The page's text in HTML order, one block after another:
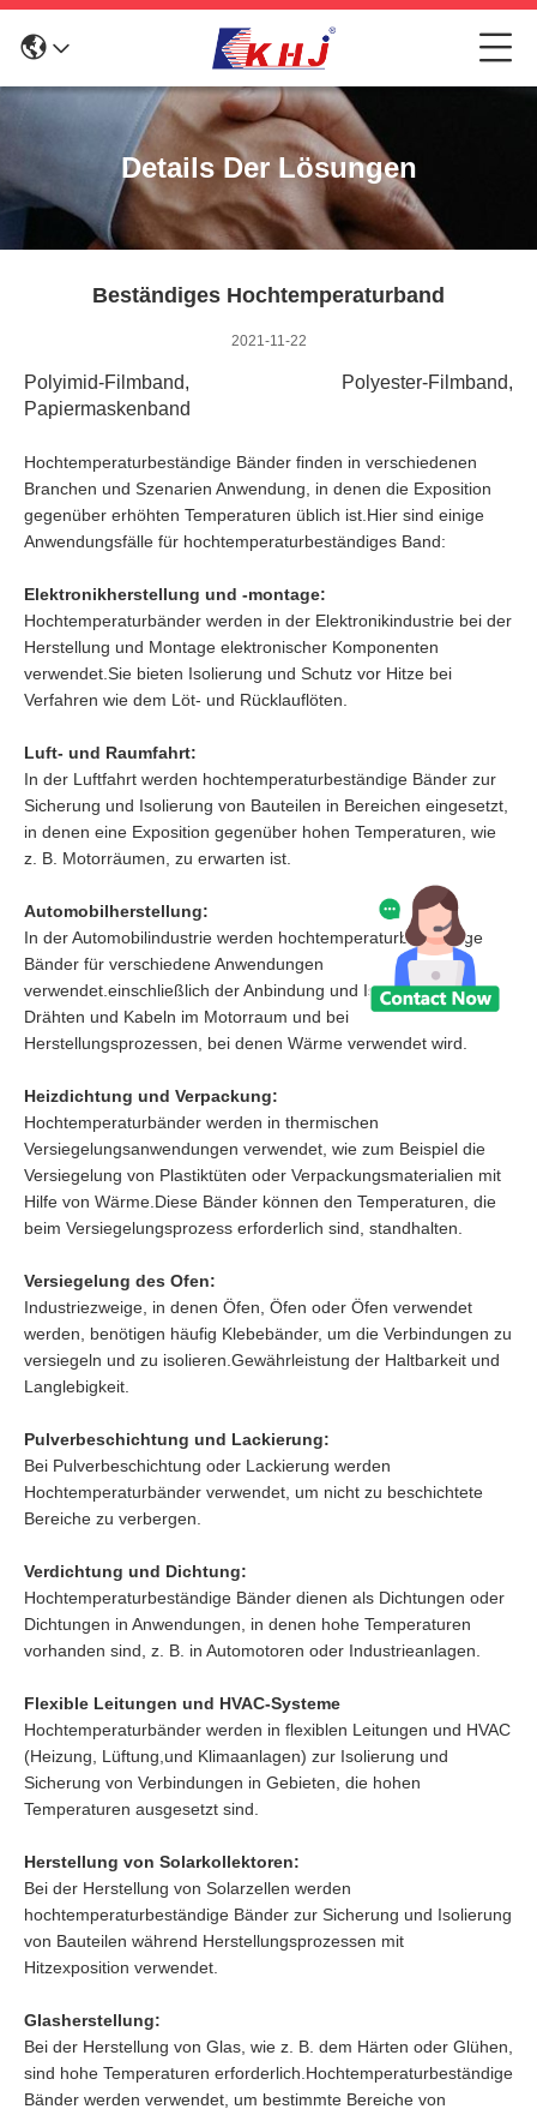
Details Der Lösungen
Beständiges Hochtemperaturband
2021-11-22
Polyimid-Filmband, Polyester-Filmband,
Papiermaskenband
Hochtemperaturbeständige Bänder finden in verschiedenen
Branchen und Szenarien Anwendung, in denen die Exposition
gegenüber erhöhten Temperaturen üblich ist.Hier sind einige
Anwendungsfälle für hochtemperaturbeständiges Band:
Elektronikherstellung und -montage:
Hochtemperaturbänder werden in der Elektronikindustrie bei der
Herstellung und Montage elektronischer Komponenten
verwendet.Sie bieten Isolierung und Schutz vor Hitze bei
Verfahren wie dem Löt- und Rücklauflöten.
Luft- und Raumfahrt:
In der Luftfahrt werden hochtemperaturbeständige Bänder zur
Sicherung und Isolierung von Bauteilen in Bereichen eingesetzt,
in denen eine Exposition gegenüber hohen Temperaturen, wie
z. B. Motorräumen, zu erwarten ist.
Automobilherstellung:
In der Automobilindustrie werden hochtemperaturbeständige
Bänder für verschiedene Anwendungen
verwendet.einschließlich der Anbindung und Isolierung von
Drähten und Kabeln im Motorraum und bei
Herstellungsprozessen, bei denen Wärme verwendet wird.
Heizdichtung und Verpackung:
Hochtemperaturbänder werden in thermischen
Versiegelungsanwendungen verwendet, wie zum Beispiel die
Versiegelung von Plastiktüten oder Verpackungsmaterialien mit
Hilfe von Wärme.Diese Bänder können den Temperaturen, die
beim Versiegelungsprozess erforderlich sind, standhalten.
Versiegelung des Ofen:
Industriezweige, in denen Öfen, Öfen oder Öfen verwendet
werden, benötigen häufig Klebebänder, um die Verbindungen zu
versiegeln und zu isolieren.Gewährleistung der Haltbarkeit und
Langlebigkeit.
Pulverbeschichtung und Lackierung:
Bei Pulverbeschichtung oder Lackierung werden
Hochtemperaturbänder verwendet, um nicht zu beschichtete
Bereiche zu verbergen.
Verdichtung und Dichtung:
Hochtemperaturbeständige Bänder dienen als Dichtungen oder
Dichtungen in Anwendungen, in denen hohe Temperaturen
vorhanden sind, z. B. in Automotoren oder Industrieanlagen.
Flexible Leitungen und HVAC-Systeme
Hochtemperaturbänder werden in flexiblen Leitungen und HVAC
(Heizung, Lüftung,und Klimaanlagen) zur Isolierung und
Sicherung von Verbindungen in Gebieten, die hohen
Temperaturen ausgesetzt sind.
Herstellung von Solarkollektoren:
Bei der Herstellung von Solarzellen werden
hochtemperaturbeständige Bänder zur Sicherung und Isolierung
von Bauteilen während Herstellungsprozessen mit
Hitzexposition verwendet.
Glasherstellung:
Bei der Herstellung von Glas, wie z. B. dem Härten oder Glühen,
sind hohe Temperaturen erforderlich.Hochtemperaturbeständige
Bänder werden verwendet, um bestimmte Bereiche von